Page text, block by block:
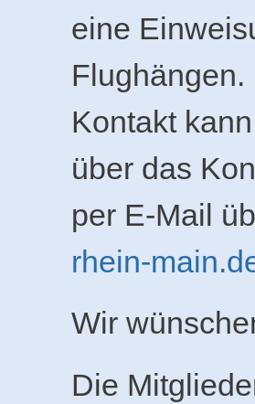
eine
Kontakt
über das
per E-Mail
rhein-
Wir
Die